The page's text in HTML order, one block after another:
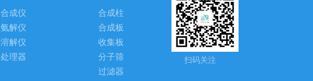
合成仪
氨解仪
溶解仪
处理器
合成柱
合成板
收集板
分子筛
过滤器
扫码关注